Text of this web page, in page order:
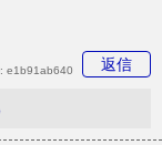
返信
e1b91ab640